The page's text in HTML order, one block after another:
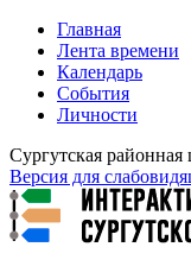
Главная
Лента времени
Календарь
События
Личности
Сургутская районная
Версия для